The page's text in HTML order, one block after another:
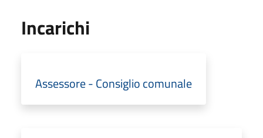
Incarichi
Assessore - Consiglio comunale